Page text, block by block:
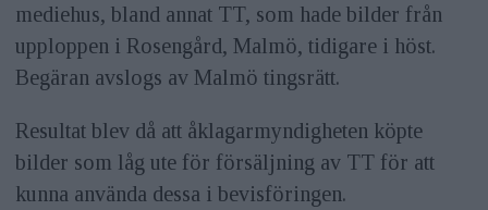
mediehus, bland annat TT, som hade bilder från
upploppen i Rosengård, Malmö, tidigare i höst.
Begäran avslogs av Malmö tingsrätt.
Resultat blev då att åklagarmyndigheten köpte
bilder som låg ute för försäljning av TT för att
kunna använda dessa i bevisföringen.